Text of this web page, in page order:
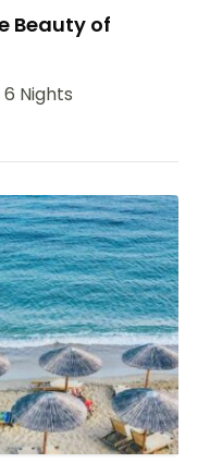
Beauty of
6 Nights